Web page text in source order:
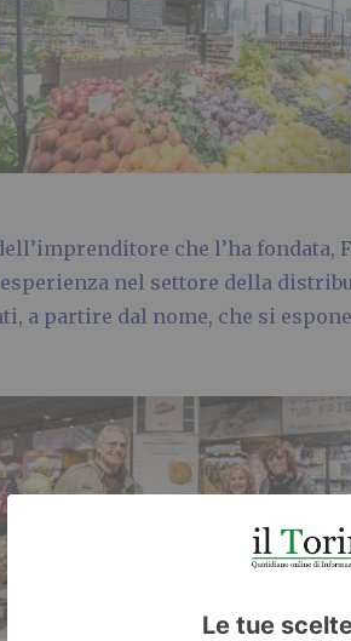
che l’ha fondata,
nel settore della
a partire dal nome, che si